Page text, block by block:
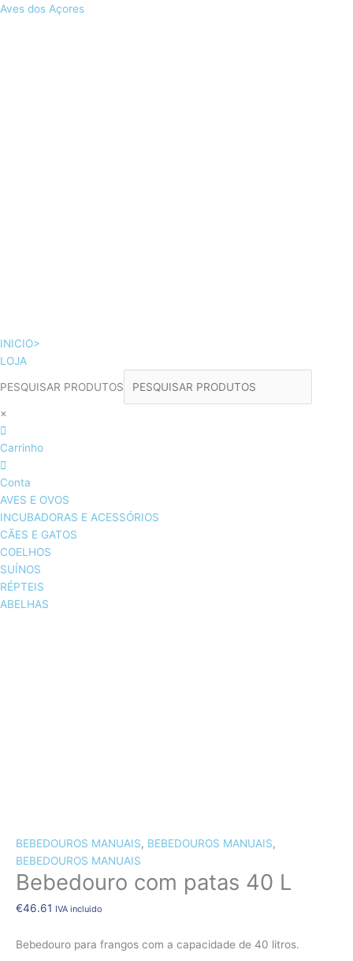
Skip
Aves dos Açores
INICIO>
LOJA
PESQUISAR PRODUTOS
×
Carrinho
Conta
AVES E OVOS
INCUBADORAS E ACESSÓRIOS
CÃES E GATOS
COELHOS
SUÍNOS
RÉPTEIS
ABELHAS
BEBEDOUROS MANUAIS, BEBEDOUROS MANUAIS,
BEBEDOUROS MANUAIS
Bebedouro com patas 40 L
€46.61 IVA incluido
Bebedouro para frangos com a capacidade de 40 litros.
de
Bebedouro
com
patas
40